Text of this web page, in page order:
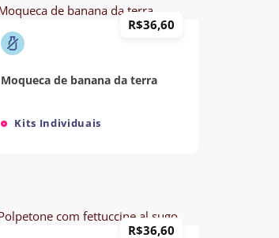
+
Kits Individuais
Moqueca de banana da terra
R$36,60
+
R$36,60